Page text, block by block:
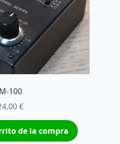
M-100
€
de la compra